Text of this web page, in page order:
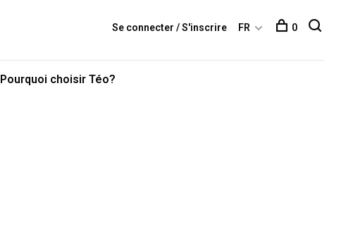
Pourquoi choisir Téo?
Se connecter / S'inscrire FR 0